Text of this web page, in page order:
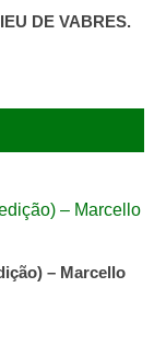
DE VABRES.
– Marcello